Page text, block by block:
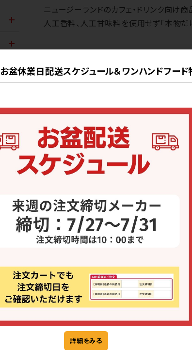
ニュージーランドのカフェ・ドリンク向け
人工香料、人工甘味料を使用せず「本物だ
Bon Accordのロゴ入りカップ
配送方法・リードタイム・送料
宅配便
8
22
お盆休業日配送スケジュール＆ワンハンドフード
詳細をみる